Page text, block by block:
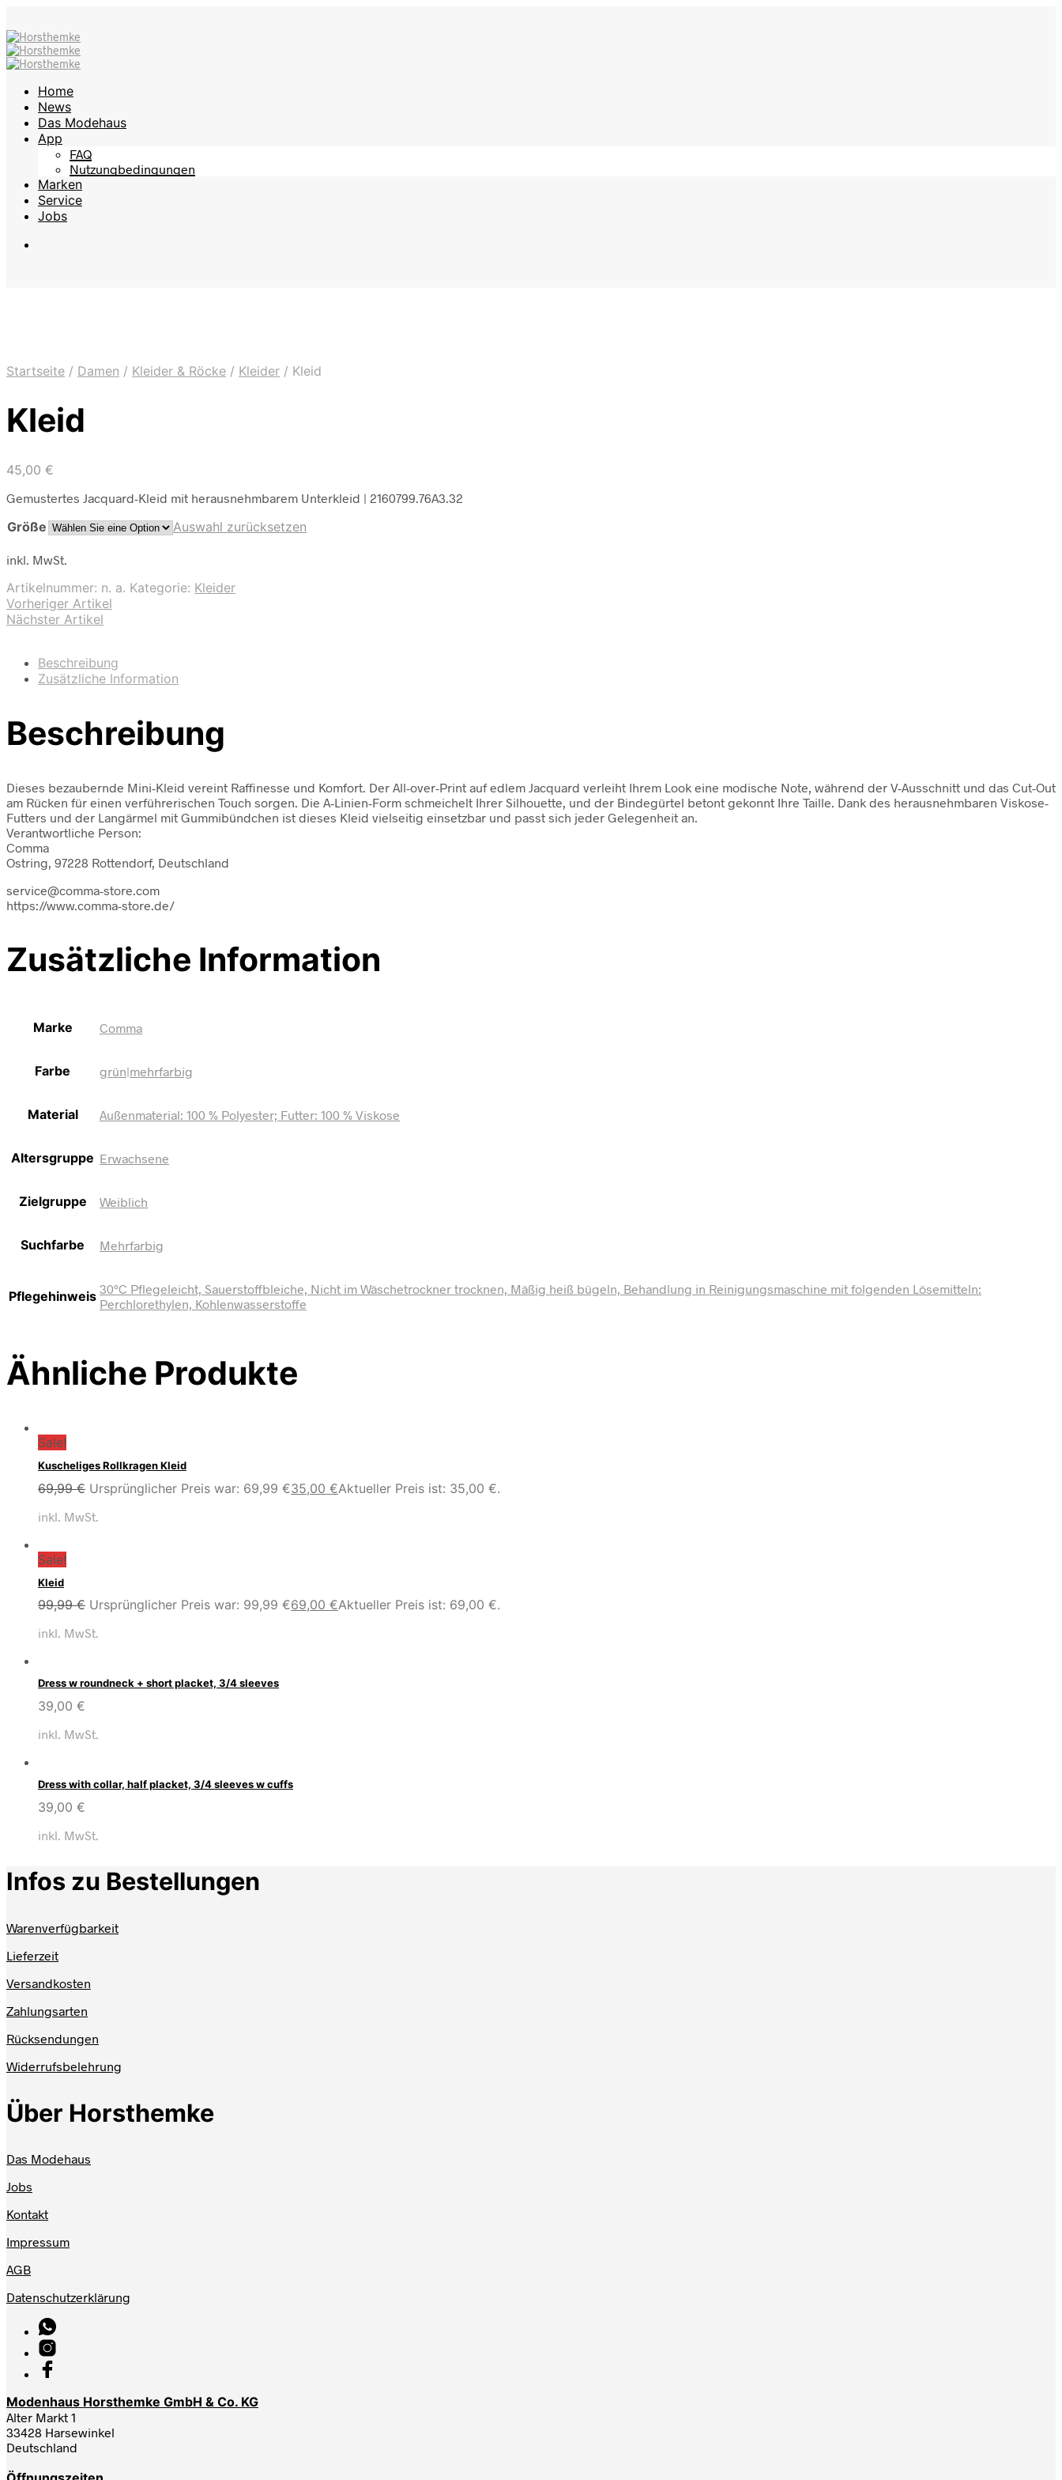
Home
News
Das Modehaus
App
FAQ
Nutzungbedingungen
Marken
Service
Jobs
Startseite / Damen / Kleider & Röcke / Kleider / Kleid
Kleid
45,00 €
Gemustertes Jacquard-Kleid mit herausnehmbarem Unterkleid | 2160799.76A3.32
Größe Auswahl zurücksetzen
inkl. MwSt.
Artikelnummer: n. a. Kategorie: Kleider
Vorheriger Artikel
Nächster Artikel
Beschreibung
Zusätzliche Information
Beschreibung
Dieses bezaubernde Mini-Kleid vereint Raffinesse und Komfort. Der All-over-Print auf edlem Jacquard verleiht Ihrem Look eine modische Note, während der V-Ausschnitt und das Cut-Out
am Rücken für einen verführerischen Touch sorgen. Die A-Linien-Form schmeichelt Ihrer Silhouette, und der Bindegürtel betont gekonnt Ihre Taille. Dank des herausnehmbaren Viskose-
Futters und der Langärmel mit Gummibündchen ist dieses Kleid vielseitig einsetzbar und passt sich jeder Gelegenheit an.
Verantwortliche Person:
Comma
Ostring, 97228 Rottendorf, Deutschland
service@comma-store.com
https://www.comma-store.de/
Zusätzliche Information
Marke Comma
Farbe grün|mehrfarbig
Material Außenmaterial: 100 % Polyester; Futter: 100 % Viskose
Altersgruppe Erwachsene
Zielgruppe Weiblich
Suchfarbe Mehrfarbig
Pflegehinweis 30°C Pflegeleicht, Sauerstoffbleiche, Nicht im Wäschetrockner trocknen, Mäßig heiß bügeln, Behandlung in Reinigungsmaschine mit folgenden Lösemitteln:
Perchlorethylen, Kohlenwasserstoffe
Ähnliche Produkte
Sale!
Kuscheliges Rollkragen Kleid
69,99€ Ursprünglicher Preis war: 69,99 €35,00 €Aktueller Preis ist: 35,00 €.
inkl. MwSt.
Sale!
Kleid
99,99€ Ursprünglicher Preis war: 99,99 €69,00 €Aktueller Preis ist: 69,00 €.
inkl. MwSt.
Dress w roundneck + short placket, 3/4 sleeves
39,00 €
inkl. MwSt.
Dress with collar, half placket, 3/4 sleeves w cuffs
39,00 €
inkl. MwSt.
Infos zu Bestellungen
Warenverfügbarkeit
Lieferzeit
Versandkosten
Zahlungsarten
Rücksendungen
Widerrufsbelehrung
Über Horsthemke
Das Modehaus
Jobs
Kontakt
Impressum
AGB
Datenschutzerklärung
Modenhaus Horsthemke GmbH & Co. KG
Alter Markt 1
33428 Harsewinkel
Deutschland